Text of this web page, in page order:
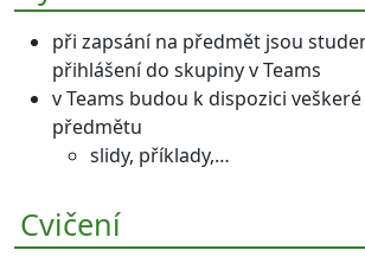
při zapsání na předmět jsou
přihlášení do skupiny v Teams
v Teams budou k dispozici
předmětu
slidy, příklady,…
Cvičení